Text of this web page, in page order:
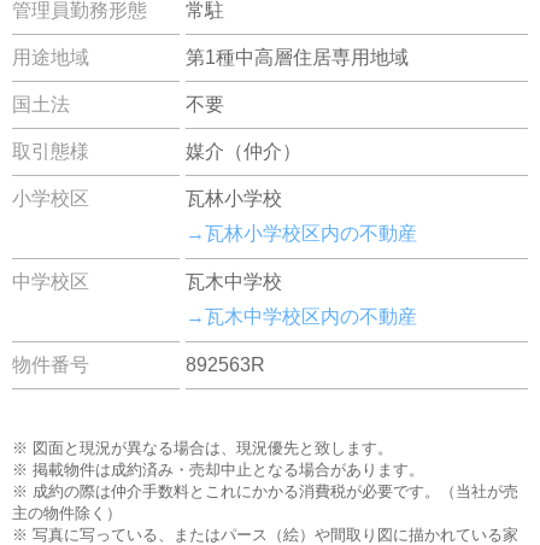
管理員勤務形態 常駐
用途地域 第1種中高層住居専用地域
国土法 不要
取引態様 媒介（仲介）
小学校区
瓦林小学校
→瓦林小学校区内の不動産
中学校区
瓦木中学校
→瓦木中学校区内の不動産
物件番号 892563R
※ 図面と現況が異なる場合は、現況優先と致します。
※ 掲載物件は成約済み・売却中止となる場合があります。
※ 成約の際は仲介手数料とこれにかかる消費税が必要です。（当社が売
主の物件除く）
※ 写真に写っている、またはパース（絵）や間取り図に描かれている家